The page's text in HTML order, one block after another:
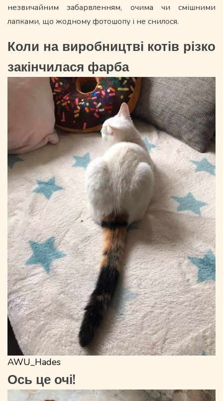
незвичайним забарвленням, очима чи смішними
лапками, що жодному фотошопу і не снилося.
Коли на виробництві котів різко
закінчилася фарба
AWU_Hades
Ось це очі!